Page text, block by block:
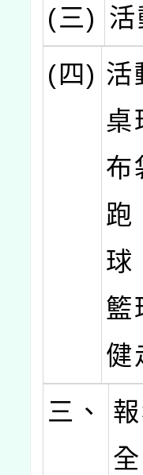
(三)
(四) 活
桌
布
跑
球
籃
健
三、